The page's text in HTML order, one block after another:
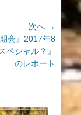
次へ →
会』2017年8
ペシャル？』
のレポート